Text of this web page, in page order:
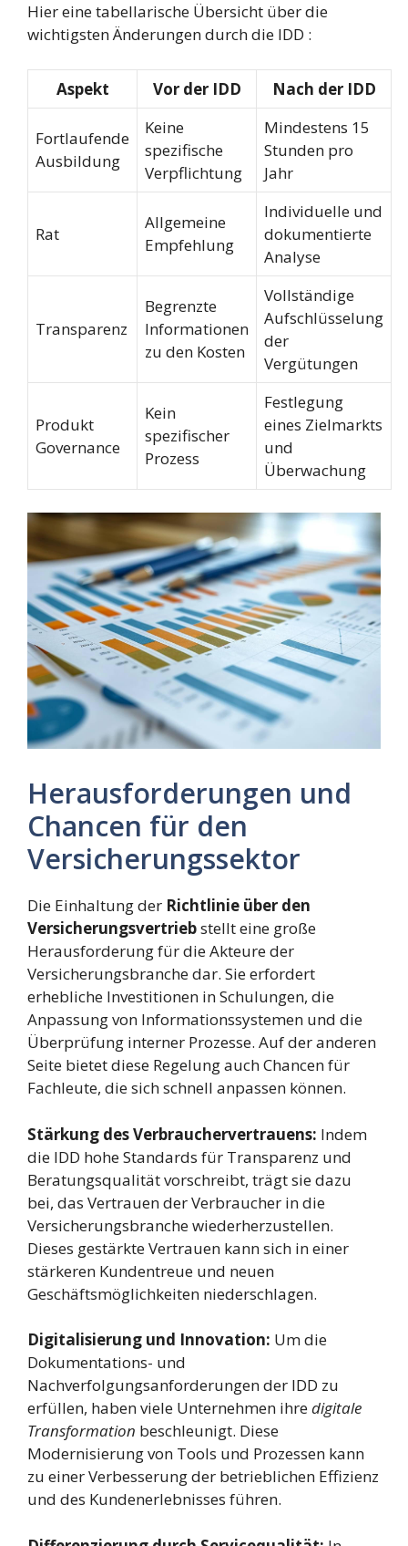
Hier eine tabellarische Übersicht über die
wichtigsten Änderungen durch die IDD :
Aspekt Vor der IDD Nach der IDD
Fortlaufende
Ausbildung
Keine
spezifische
Verpflichtung
Mindestens 15
Stunden pro
Jahr
Rat
Allgemeine
Empfehlung
Individuelle und
dokumentierte
Analyse
Transparenz
Begrenzte
Informationen
zu den Kosten
Vollständige
Aufschlüsselung
der
Vergütungen
Produkt
Governance
Kein
spezifischer
Prozess
Festlegung
eines Zielmarkts
und
Überwachung
Herausforderungen und
Chancen für den
Versicherungssektor
Die Einhaltung der Richtlinie über den
Versicherungsvertriebstellt eine große
Herausforderung für die Akteure der
Versicherungsbranche dar. Sie erfordert
erhebliche Investitionen in Schulungen, die
Anpassung von Informationssystemen und die
Überprüfung interner Prozesse. Auf der anderen
Seite bietet diese Regelung auch Chancen für
Fachleute, die sich schnell anpassen können.
Stärkung des Verbrauchervertrauens: Indem
die IDD hohe Standards für Transparenz und
Beratungsqualität vorschreibt, trägt sie dazu
bei, das Vertrauen der Verbraucher in die
Versicherungsbranche wiederherzustellen.
Dieses gestärkte Vertrauen kann sich in einer
stärkeren Kundentreue und neuen
Geschäftsmöglichkeiten niederschlagen.
Digitalisierung und Innovation: Um die
Dokumentations- und
Nachverfolgungsanforderungen der IDD zu
erfüllen, haben viele Unternehmen ihredigitale
Transformation beschleunigt. Diese
Modernisierung von Tools und Prozessen kann
zu einer Verbesserung der betrieblichen Effizienz
und des Kundenerlebnisses führen.